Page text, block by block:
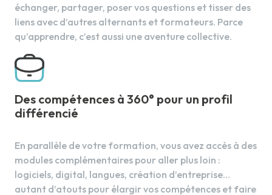
échanger, partager, poser vos questions et tisser des
liens avec d’autres alternants et formateurs. Parce
qu’apprendre, c’est aussi une aventure collective.
Des compétences à 360° pour un profil
différencié
En parallèle de votre formation, vous avez accès à des
modules complémentaires pour aller plus loin :
logiciels, digital, langues, création d’entreprise…
autant d’atouts pour élargir vos compétences et faire